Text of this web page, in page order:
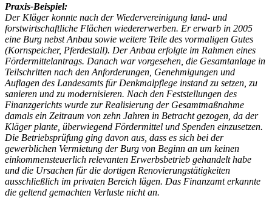
Praxis-Beispiel:
Der Kläger konnte nach der Wiedervereinigung land- und
forstwirtschaftliche Flächen wiedererwerben. Er erwarb in 2005
eine Burg nebst Anbau sowie weitere Teile des vormaligen Gutes
(Kornspeicher, Pferdestall). Der Anbau erfolgte im Rahmen eines
Fördermittelantrags. Danach war vorgesehen, die Gesamtanlage in
Teilschritten nach den Anforderungen, Genehmigungen und
Auflagen des Landesamts für Denkmalpflege instand zu setzen, zu
sanieren und zu modernisieren. Nach den Feststellungen des
Finanzgerichts wurde zur Realisierung der Gesamtmaßnahme
damals ein Zeitraum von zehn Jahren in Betracht gezogen, da der
Kläger plante, überwiegend Fördermittel und Spenden einzusetzen.
Die Betriebsprüfung ging davon aus, dass es sich bei der
gewerblichen Vermietung der Burg von Beginn an um keinen
einkommensteuerlich relevanten Erwerbsbetrieb gehandelt habe
und die Ursachen für die dortigen Renovierungstätigkeiten
ausschließlich im privaten Bereich lägen. Das Finanzamt erkannte
die geltend gemachten Verluste nicht an.